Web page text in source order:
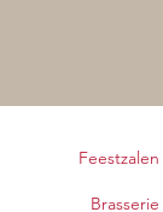
Feestzalen
Brasserie